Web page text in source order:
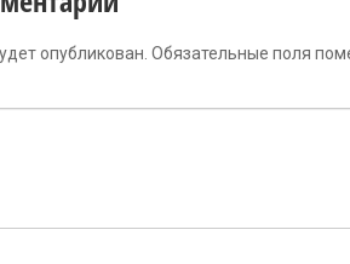
опубликован. Обязательные поля